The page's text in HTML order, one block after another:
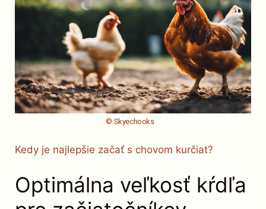
© Skyechooks
Kedy je najlepšie začať s chovom kurčiat?
Optimálna veľkosť kŕdľa